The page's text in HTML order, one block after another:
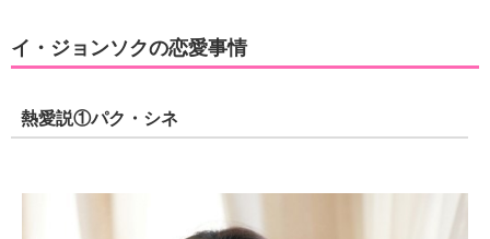
イ・ジョンソクの恋愛事情
熱愛説①パク・シネ